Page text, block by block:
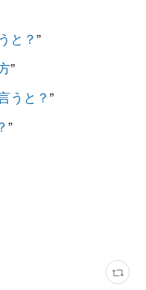
と？”
”
うと？”
”